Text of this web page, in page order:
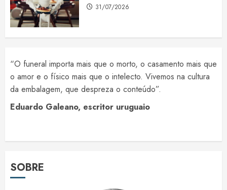
31/07/2026
“O funeral importa mais que o morto, o casamento mais que
o amor e o físico mais que o intelecto. Vivemos na cultura
da embalagem, que despreza o conteúdo”.
Eduardo Galeano, escritor uruguaio
SOBRE